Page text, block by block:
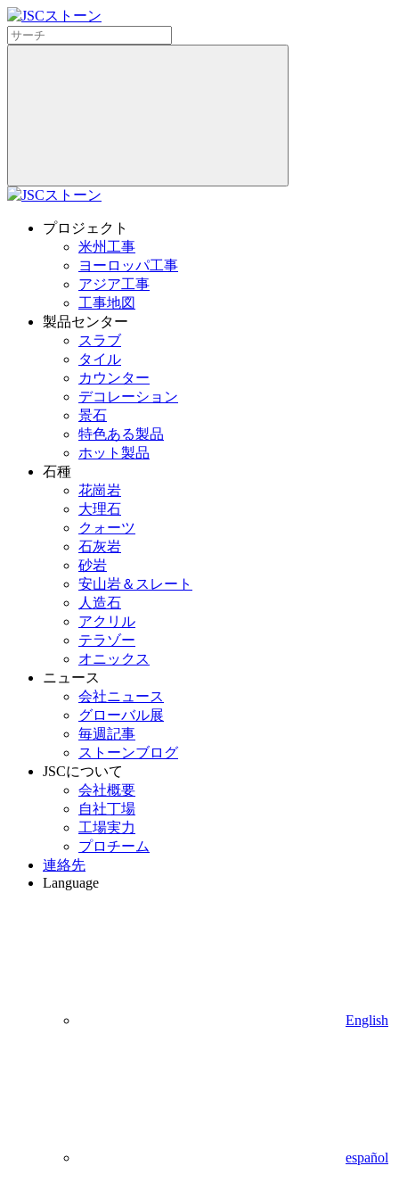
プロジェクト
米州工事
ヨーロッパ工事
アジア工事
工事地図
製品センター
スラブ
タイル
カウンター
デコレーション
景石
特色ある製品
ホット製品
石種
花崗岩
大理石
クォーツ
石灰岩
砂岩
安山岩＆スレート
人造石
アクリル
テラゾー
オニックス
ニュース
会社ニュース
グローバル展
毎週記事
ストーンブログ
JSCについて
会社概要
自社丁場
工場実力
プロチーム
連絡先
Language
English
español